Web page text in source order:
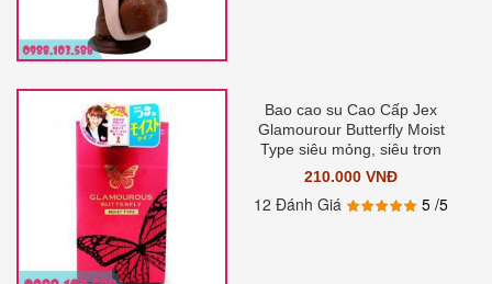
Bao cao su Cao Cấp Jex
Glamourour Butterfly Moist
Type siêu mỏng, siêu trơn
210.000 VNĐ
12 Đánh Giá 5/5